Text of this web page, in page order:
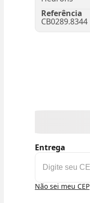
Referência
CB0289.8344
Entrega
Não sei meu CEP